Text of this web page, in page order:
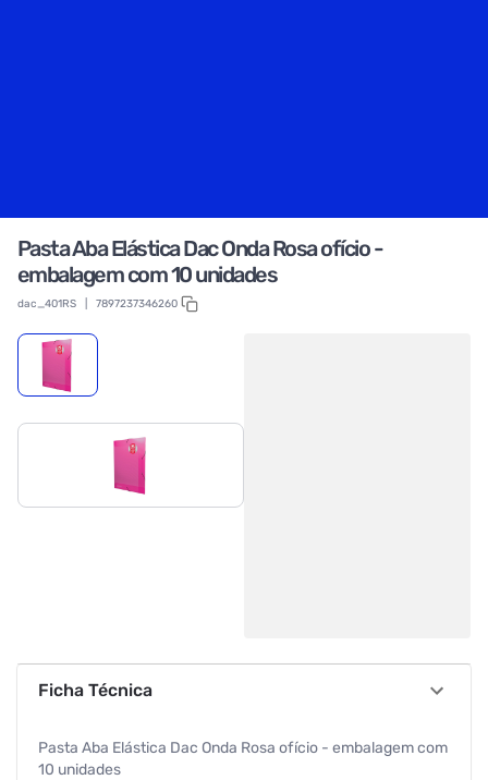
Pasta Aba Elástica Dac Onda Rosa ofício -
embalagem com 10 unidades
dac_401RS 7897237346260
Ficha Técnica
Pasta Aba Elástica Dac Onda Rosa ofício - embalagem com
10 unidades